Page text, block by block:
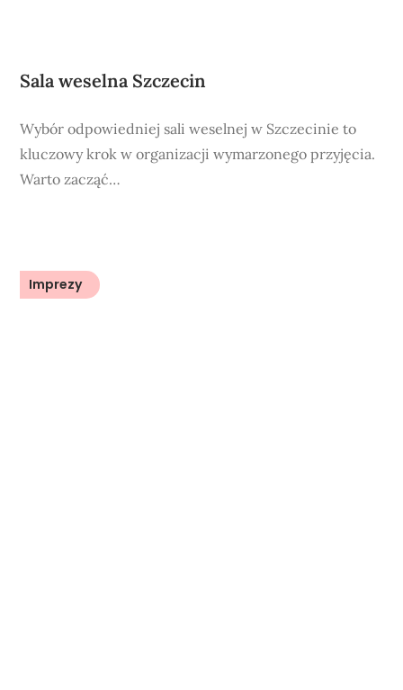
Sala weselna Szczecin
Wybór odpowiedniej sali weselnej w Szczecinie to
kluczowy krok w organizacji wymarzonego przyjęcia.
Warto zacząć…
Imprezy